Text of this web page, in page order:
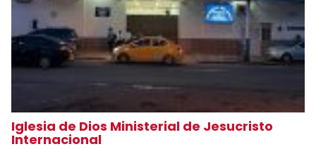
Iglesia de Dios Ministerial de Jesucristo
Internacional